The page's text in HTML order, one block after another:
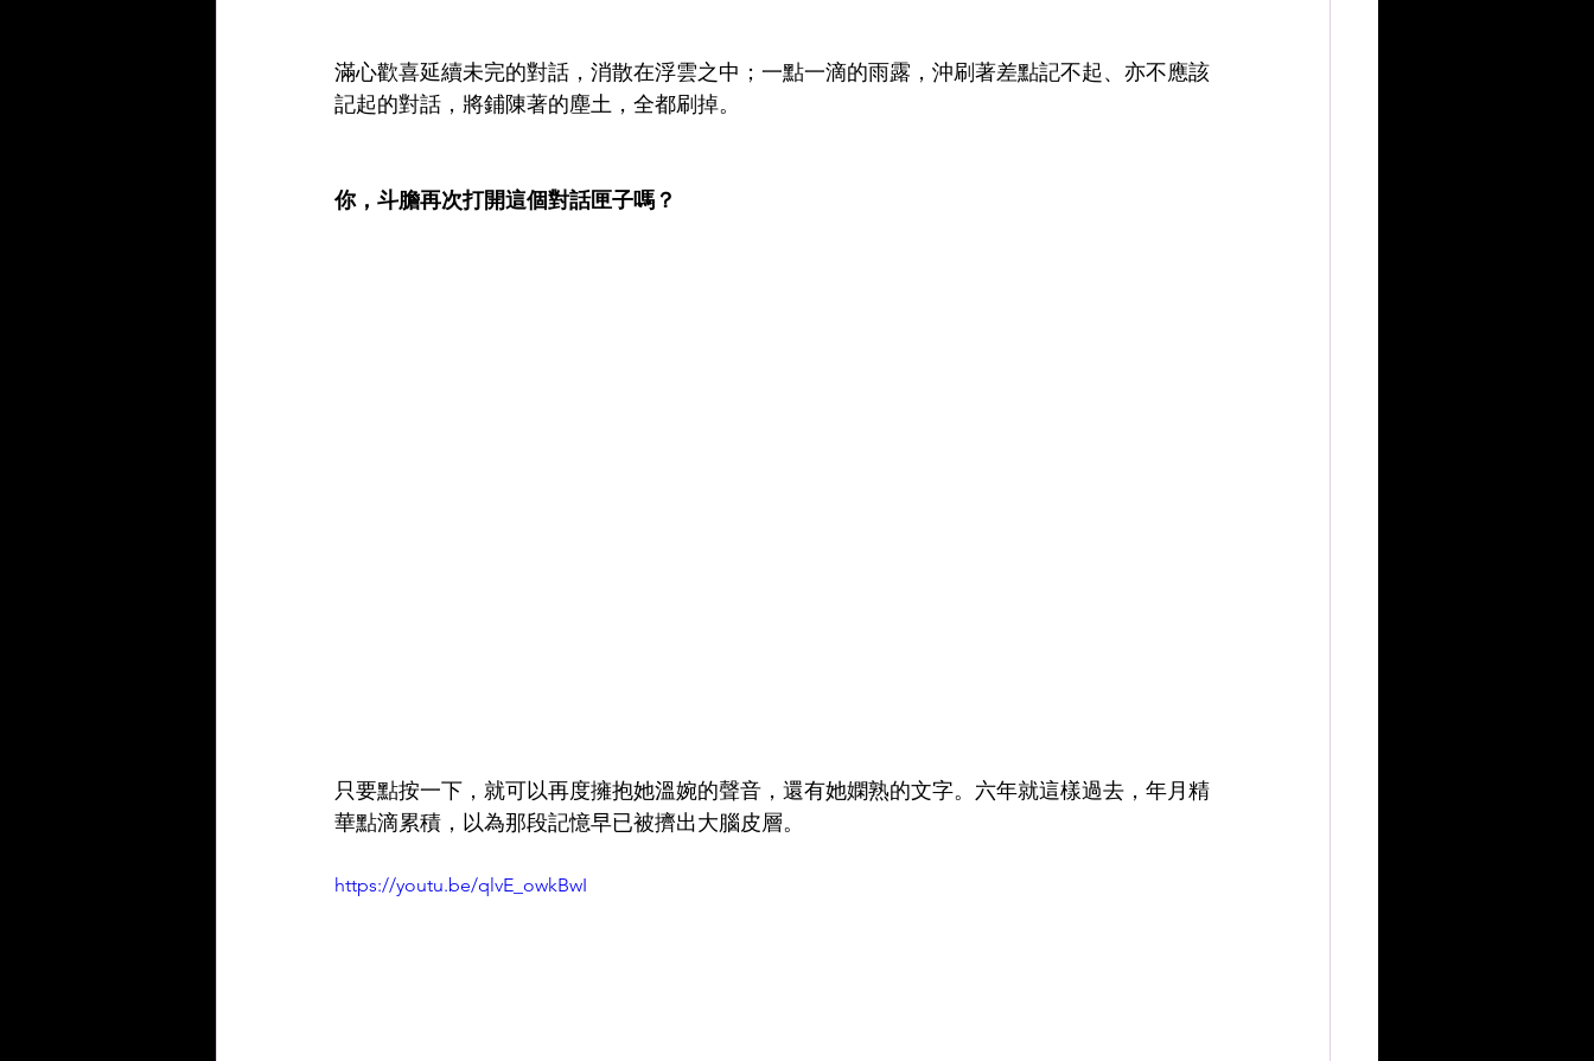
滿心歡喜延續未完的對話，消散在浮雲之中；一點一滴的雨露，沖刷著差點記不起、亦不應該
記起的對話，將鋪陳著的塵土，全都刷掉。
你，斗膽再次打開這個對話匣子嗎？
只要點按一下，就可以再度擁抱她溫婉的聲音，還有她嫻熟的文字。六年就這樣過去，年月精
華點滴累積，以為那段記憶早已被擠出大腦皮層。
https://youtu.be/qlvE_owkBwI